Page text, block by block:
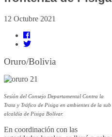
12 Octubre 2021
Oruro/Bolivia
Sesión del Consejo Departamental Contra la
Trata y Tráfico de Pisiga en ambientes de la sub
alcaldía de Pisiga Bolívar.
En coordinación con las